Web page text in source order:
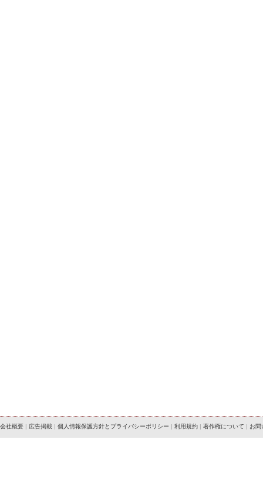
会社概要 | 広告掲載 | 個人情報保護方針とプライバシーポリシー | 利用規約 | 著作権について | お問